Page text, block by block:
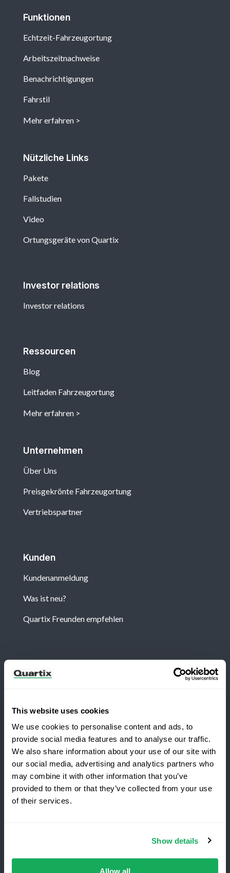
This website uses cookies
We use cookies to personalise content and ads, to
provide social media features and to analyse our traffic.
We also share information about your use of our site with
our social media, advertising and analytics partners who
may combine it with other information that you’ve
provided to them or that they’ve collected from your use
of their services.
Show details
Allow all
Funktionen
Echtzeit-Fahrzeugortung
Arbeitszeitnachweise
Benachrichtigungen
Fahrstil
Mehr erfahren
Nützliche Links
Pakete
Fallstudien
Video
Ortungsgeräte von Quartix
Investor relations
Investor relations
Ressourcen
Blog
Leitfaden Fahrzeugortung
Mehr erfahren
Unternehmen
Über Uns
Preisgekrönte Fahrzeugortung
Vertriebspartner
Kunden
Kundenanmeldung
Was ist neu?
Quartix Freunden empfehlen
FR89979868353
Allgemeine Geschäftsbedingungen
DatenschutzbestimmungenRechtshinweise
Möchten Sie zu Quartix wechseln?
keineEinrichtungsge-